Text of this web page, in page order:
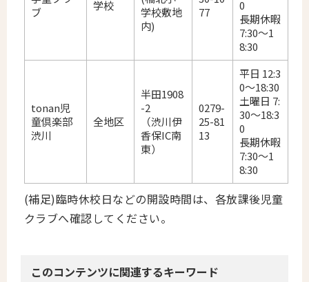
ブ
学校
学校敷地
内)
77
0
長期休暇
7:30～1
8:30
tonan児
童倶楽部
渋川
全地区
半田1908
-2
（渋川伊
香保IC南
東）
0279-
25-81
13
平日 12:3
0～18:30
土曜日 7:
30～18:3
0
長期休暇
7:30～1
8:30
(補足)臨時休校日などの開設時間は、各放課後児童
クラブへ確認してください。
このコンテンツに関連するキーワード